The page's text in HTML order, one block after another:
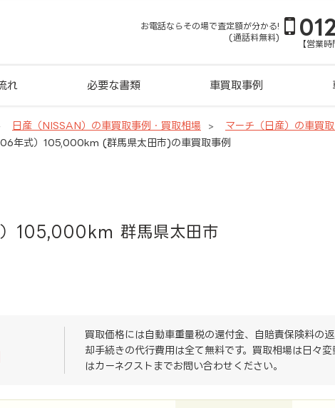
お電話ならその場で査定額が分かる!
(通話料無料)
【営業
れ 必要な書類 車買取事例
日産（NISSAN）の車買取事例・買取相場
マーチ（日産）の車買
年式）105,000km (群馬県太田市)の車買取事例
105,000km 群馬県太田市
買取価格には自動車重量税の還付金、自賠責保険料の
却手続きの代行費用は全て無料です。買取相場は日々
はカーネクストまでお問い合わせください。